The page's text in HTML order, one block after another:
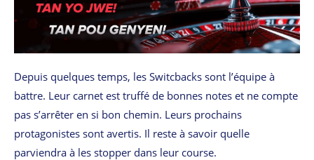
Depuis quelques temps, les Switcbacks sont l’équipe à
battre. Leur carnet est truffé de bonnes notes et ne compte
pas s’arrêter en si bon chemin. Leurs prochains
protagonistes sont avertis. Il reste à savoir quelle
parviendra à les stopper dans leur course.